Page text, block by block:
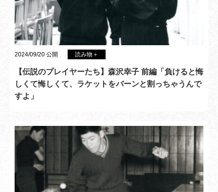
2024/09/20 公開 読み物＋
【伝説のプレイヤーたち】森沢幸子 前編「負けると悔
しくて悔しくて、ラケットをバーンと割っちゃうんで
すよ」